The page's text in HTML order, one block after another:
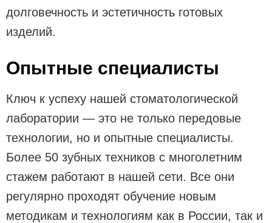
долговечность и эстетичность готовых
изделий.
Опытные специалисты
Ключ к успеху нашей стоматологической
лаборатории — это не только передовые
технологии, но и опытные специалисты.
Более 50 зубных техников с многолетним
стажем работают в нашей сети. Все они
регулярно проходят обучение новым
методикам и технологиям как в России, так и